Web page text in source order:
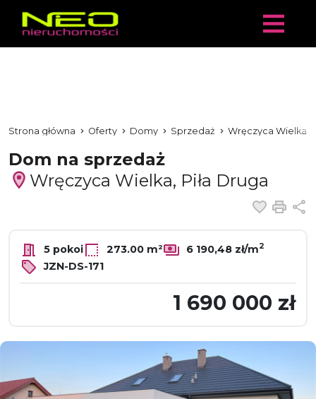
Strona główna Oferty Domy Sprzedaż Wręczyca Wielka
Dom na sprzedaż
Wręczyca Wielka, Piła Druga
Dodaj
5 pokoi 273.00 m² 6 190,48 zł/m2
JZN-DS-171
1 690 000 zł